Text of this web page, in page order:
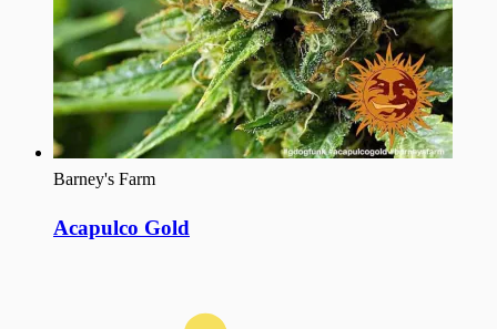
Barney's Farm
Acapulco Gold